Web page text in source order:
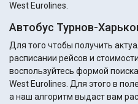
West Eurolines.
Автобус Турнов-
Для того чтобы получить
расписании рейсов и
воспользуйтесь формой
West Eurolines. Для этого в
а наш алгоритм выдаст вам